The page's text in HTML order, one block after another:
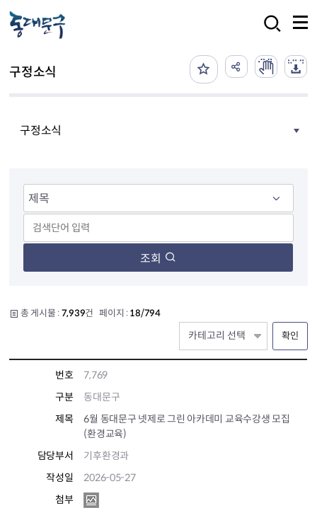
구정소식
구정소식
조회
총 게시물 : 7,939건 페이지 : 18/794
확인
번호
7,769
구분
동대문구
제목
6월 동대문구 넷제로 그린 아카데미 교육수강생 모집
(환경교육)
담당부서
기후환경과
작성일
2026-05-27
첨부